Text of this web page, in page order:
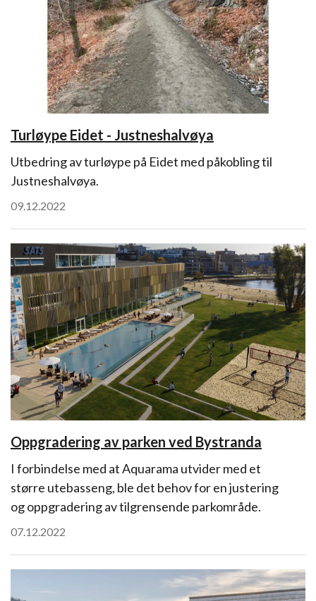
Turløype Eidet - Justneshalvøya
Utbedring av turløype på Eidet med påkobling til
Justneshalvøya.
09.12.2022
Oppgradering av parken ved Bystranda
I forbindelse med at Aquarama utvider med et
større utebasseng, ble det behov for en justering
og oppgradering av tilgrensende parkområde.
07.12.2022